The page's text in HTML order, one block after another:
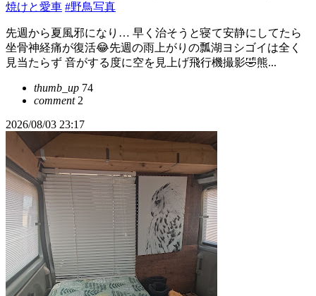
焼けと愛車 #野鳥写真
先週から夏風邪になり… 早く治そうと寝て安静にしてたら
坐骨神経痛が復活😂先週の雨上がりの瓢湖ヨシゴイは全く
見当たらず 音がする度に空を見上げ飛行機撮影🤣熊...
thumb_up 74
comment2
2026/08/03 23:17